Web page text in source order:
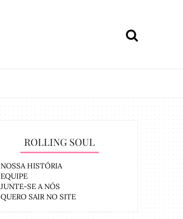
ROLLING SOUL
NOSSA HISTÓRIA
EQUIPE
JUNTE-SE A NÓS
QUERO SAIR NO SITE